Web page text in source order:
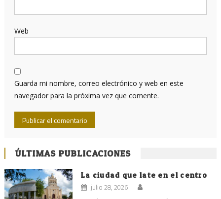
Web
Guarda mi nombre, correo electrónico y web en este
navegador para la próxima vez que comente.
ÚLTIMAS PUBLICACIONES
La ciudad que late en el centro
julio 28, 2026